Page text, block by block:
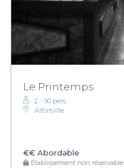
Le Printemps
2 - 90 pers.
Alfortville
€€ Abordable
Établissement non réservable